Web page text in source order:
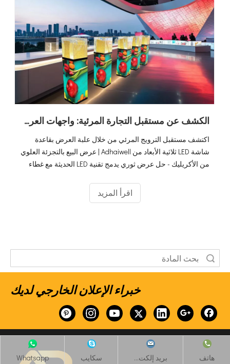
الكشف عن مستقبل التجارة المرئية: واجهات العرض ذات قاعدة عرض LED ثلاثية الأبعاد من Adhaiwell
اكتشف مستقبل الترويج المرئي من خلال علبة العرض بقاعدة
شاشة LED ثلاثية الأبعاد من Adhaiwell | عرض البيع بالتجزئة العلوي
من الأكريليك - حل عرض ثوري يدمج تقنية LED الحديثة مع غطاء
شاشة العرض هذه، ويستكشف تأثيرها على مشاركة العملاء
وتطبيقاتها المتنوعة عبر متاجر التجزئة والمعارض والمتاحف.
اقرأ المزيد
خبراء الإعلان الخارجي لديك
هاتف بريد إلكت... سكايب Whatsapp